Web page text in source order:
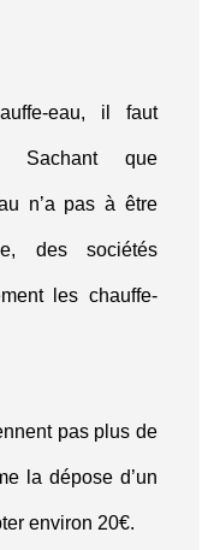
eau, il faut
Sachant que
n’a pas à être
des sociétés
les chauffe-
pas plus de
la dépose d’un
environ 20€.